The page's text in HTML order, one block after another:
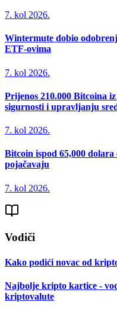
7. kol 2026.
Wintermute dobio
ETF-ovima
7. kol 2026.
Prijenos 210.000 Bitcoina
sigurnosti i upravljanju
7. kol 2026.
Bitcoin ispod 65,000
pojačavaju
7. kol 2026.
Vodiči
Kako podići novac od
Najbolje kripto kartice -
kriptovalute